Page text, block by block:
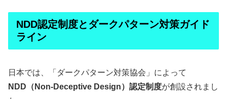
NDD認定制度とダークパターン対策ガイド
ライン
日本では、「ダークパターン対策協会」によって
NDD（Non-Deceptive Design）認定制度が創設されまし